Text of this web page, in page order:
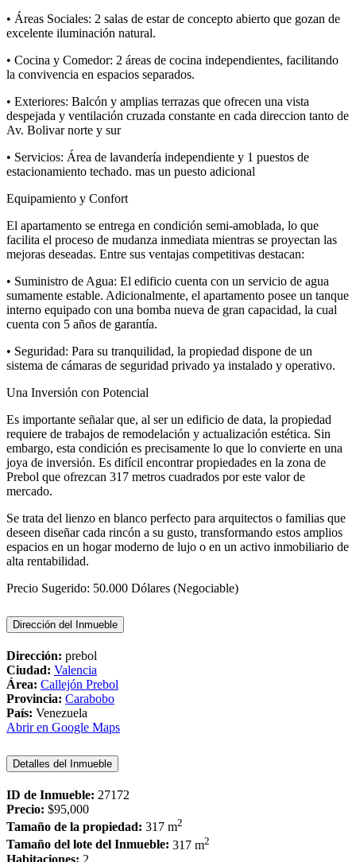
• Áreas Sociales: 2 salas de estar de concepto abierto que gozan de
excelente iluminación natural.
• Cocina y Comedor: 2 áreas de cocina independientes, facilitando
la convivencia en espacios separados.
• Exteriores: Balcón y amplias terrazas que ofrecen una vista
despejada y ventilación cruzada constante en cada direccion tanto de
Av. Bolivar norte y sur
• Servicios: Área de lavandería independiente y 1 puestos de
estacionamiento techado. mas un puesto adicional
Equipamiento y Confort
El apartamento se entrega en condición semi-amoblada, lo que
facilita el proceso de mudanza inmediata mientras se proyectan las
mejoras deseadas. Entre sus ventajas competitivas destacan:
• Suministro de Agua: El edificio cuenta con un servicio de agua
sumamente estable. Adicionalmente, el apartamento posee un tanque
interno equipado con una bomba nueva de gran capacidad, la cual
cuenta con 5 años de garantía.
• Seguridad: Para su tranquilidad, la propiedad dispone de un
sistema de cámaras de seguridad privado ya instalado y operativo.
Una Inversión con Potencial
Es importante señalar que, al ser un edificio de data, la propiedad
requiere de trabajos de remodelación y actualización estética. Sin
embargo, esta condición es precisamente lo que lo convierte en una
joya de inversión. Es difícil encontrar propiedades en la zona de
Prebol que ofrezcan 317 metros cuadrados por este valor de
mercado.
Se trata del lienzo en blanco perfecto para arquitectos o familias que
deseen diseñar cada rincón a su gusto, transformando estos amplios
espacios en un hogar moderno de lujo o en un activo inmobiliario de
alta rentabilidad.
Precio Sugerido: 50.000 Dólares (Negociable)
Dirección del Inmueble
Dirección: prebol
Ciudad: Valencia
Área: Callejón Prebol
Provincia: Carabobo
País: Venezuela
Abrir en Google Maps
Detalles del Inmueble
ID de Inmueble: 27172
Precio: $95,000
Tamaño de la propiedad: 317 m2
Tamaño del lote del Inmueble: 317 m2
Habitaciones: 2